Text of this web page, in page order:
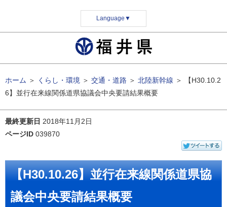
Language ▼
ホーム ＞ くらし・環境 ＞ 交通・道路 ＞ 北陸新幹線 ＞
【H30.10.2
6】並行在来線関係道県協議会中央要請結果概要
最終更新日 2018年11月2日
ページID 039870
【H30.10.26】並行在来線関係道県協
議会中央要請結果概要